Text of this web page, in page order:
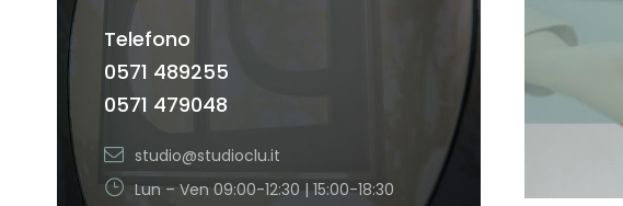
Telefono
0571 489255
0571 479048
studio@studioclu.it
Lun – Ven 09:00-12:30 | 15:00-18:30